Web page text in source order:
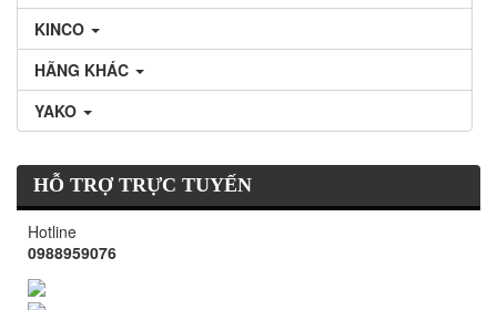
KINCO
HÃNG KHÁC
YAKO
HỖ TRỢ TRỰC TUYẾN
Hotline
0988959076